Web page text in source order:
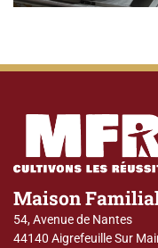
Maison
54, Avenue de Nantes
44140 Aigrefeuille Sur